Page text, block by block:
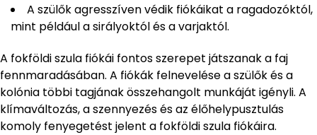
A szülők agresszíven védik fiókáikat a ragadozóktól,
mint például a sirályoktól és a varjaktól.
A fokföldi szula fiókái fontos szerepet játszanak a faj
fennmaradásában. A fiókák felnevelése a szülők és a
kolónia többi tagjának összehangolt munkáját igényli. A
klímaváltozás, a szennyezés és az élőhelypusztulás
komoly fenyegetést jelent a fokföldi szula fiókáira.